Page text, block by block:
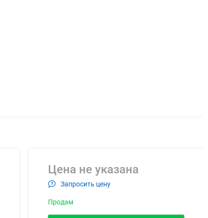
Цена не указана
Запросить цену
Продам